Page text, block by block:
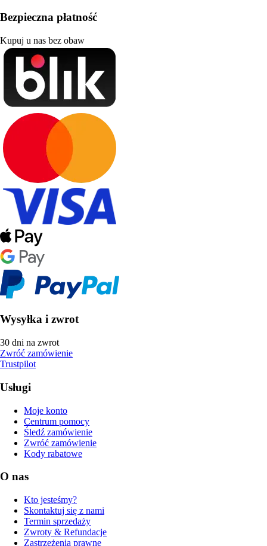
Bezpieczna płatność
Kupuj u nas bez obaw
Wysyłka i zwrot
30 dni na zwrot
Zwróć zamówienie
Trustpilot
Usługi
Moje konto
Centrum pomocy
Śledź zamówienie
Zwróć zamówienie
Kody rabatowe
O nas
Kto jesteśmy?
Skontaktuj się z nami
Termin sprzedaży
Zwroty & Refundacje
Zastrzeżenia prawne